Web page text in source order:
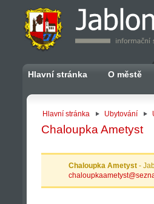
Hlavní stránka O městě
Hlavní stránka Ubytování
Chaloupka Ametyst
Chaloupka Ametyst -